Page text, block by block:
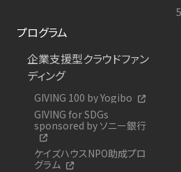
プログラム
企業支援型クラウドファン
ディング
GIVING 100 by Yogibo
GIVING for SDGs
sponsored by ソニー銀行
ケイズハウスNPO助成プロ
グラム